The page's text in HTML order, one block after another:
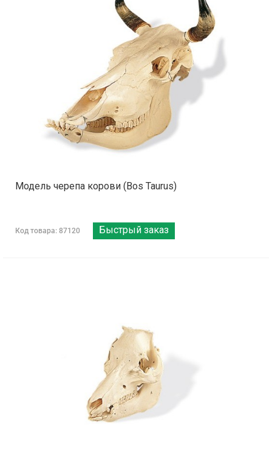
Модель черепа корови (Bos Taurus)
Код товара: 87120 Быстрый заказ